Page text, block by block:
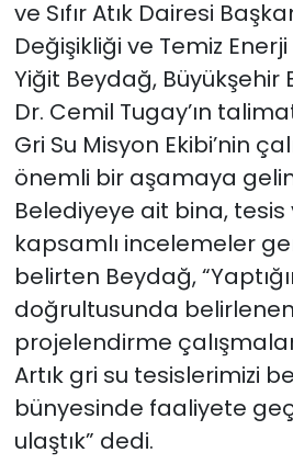
ve Sıfır Atık Dairesi
Değişikliği ve Temiz
Yiğit Beydağ, Büyükşehir
Dr. Cemil Tugay’ın
Gri Su Misyon Ekibi’nin
önemli bir aşamaya
Belediyeye ait bina,
kapsamlı incelemeler
belirten Beydağ,
doğrultusunda
projelendirme
Artık gri su tesislerimizi
bünyesinde faaliyete
ulaştık” dedi.